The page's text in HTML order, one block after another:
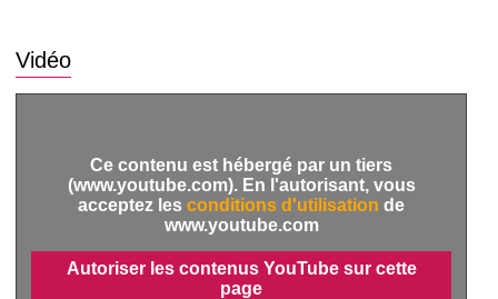
Vidéo
Ce contenu est hébergé par un tiers
(www.youtube.com). En l'autorisant, vous
acceptez les conditions d'utilisation de
www.youtube.com
Autoriser les contenus YouTube sur cette
page